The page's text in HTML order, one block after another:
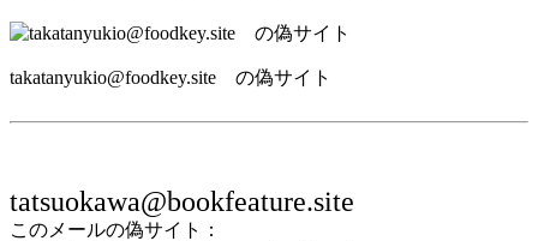
takatanyukio@foodkey.site の偽サイト
tatsuokawa@bookfeature.site
このメールの偽サイト：